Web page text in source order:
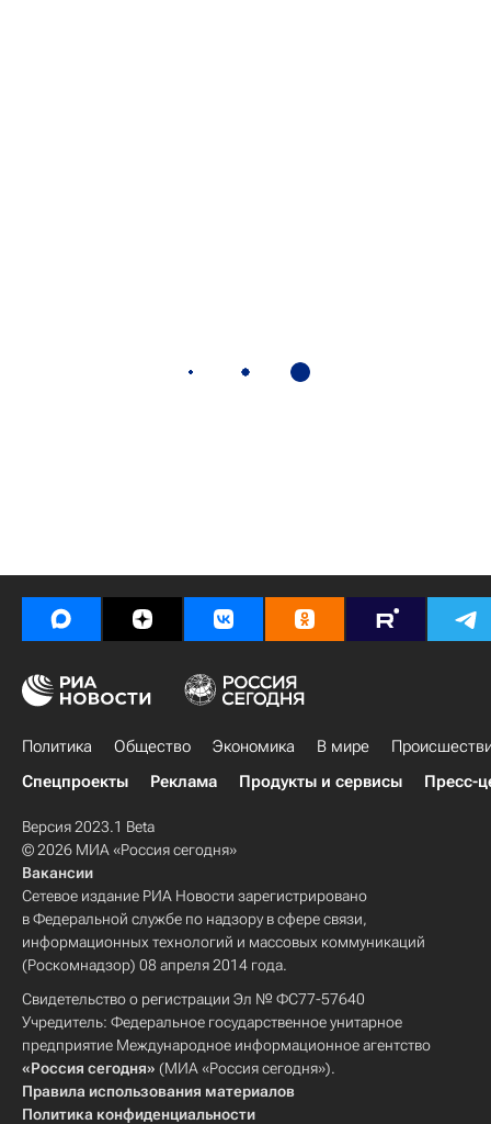
Политика Общество Экономика В мире
Спецпроекты
Реклама Продукты и сервисы Пресс-
Версия 2023.1 Beta
© 2026 МИА «Россия сегодня»
Вакансии
Сетевое издание РИА Новости зарегистрировано
в Федеральной службе по надзору в сфере связи,
информационных технологий и массовых коммуникаций
(Роскомнадзор) 08 апреля 2014 года.
Свидетельство о регистрации Эл № ФС77-57640
Учредитель: Федеральное государственное унитарное
предприятие Международное информационное агентство
«Россия сегодня» (МИА «Россия сегодня»).
Правила использования материалов
Политика конфиденциальности